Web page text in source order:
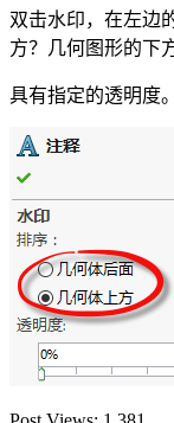
双击水印，在左边
方？几何图形的下
具有指定的透明度。